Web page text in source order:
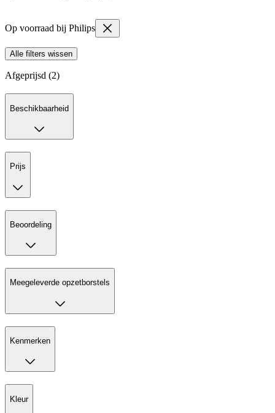
Op voorraad bij Philips
Alle filters wissen
Afgeprijsd (2)
Beschikbaarheid
Prijs
Beoordeling
Meegeleverde opzetborstels
Kenmerken
Kleur